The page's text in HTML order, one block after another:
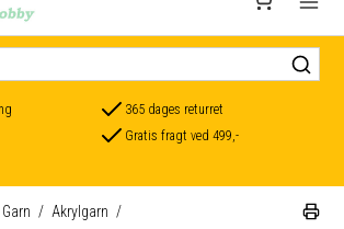
365 dages returret
Gratis fragt ved 499,-
Garn / Akrylgarn /